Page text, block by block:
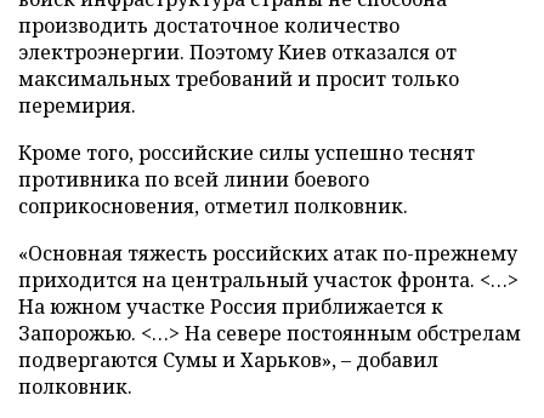
производить достаточное количество
электроэнергии. Поэтому Киев отказался от
максимальных требований и просит только
перемирия.
Кроме того, российские силы успешно теснят
противника по всей линии боевого
соприкосновения, отметил полковник.
«Основная тяжесть российских атак по-прежнему
приходится на центральный участок фронта. <…>
На южном участке Россия приближается к
Запорожью. <…> На севере постоянным обстрелам
подвергаются Сумы и Харьков», – добавил
полковник.